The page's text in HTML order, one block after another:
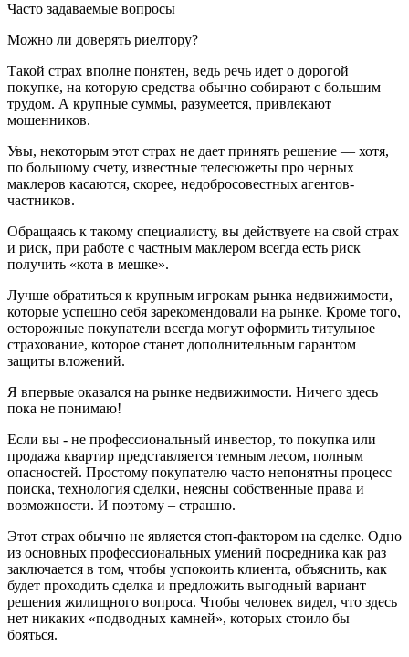
Часто задаваемые вопросы
Можно ли доверять риелтору?
Такой страх вполне понятен, ведь речь идет о дорогой
покупке, на которую средства обычно собирают с большим
трудом. А крупные суммы, разумеется, привлекают
мошенников.
Увы, некоторым этот страх не дает принять решение — хотя,
по большому счету, известные телесюжеты про черных
маклеров касаются, скорее, недобросовестных агентов-
частников.
Обращаясь к такому специалисту, вы действуете на свой страх
и риск, при работе с частным маклером всегда есть риск
получить «кота в мешке».
Лучше обратиться к крупным игрокам рынка недвижимости,
которые успешно себя зарекомендовали на рынке. Кроме того,
осторожные покупатели всегда могут оформить титульное
страхование, которое станет дополнительным гарантом
защиты вложений.
Я впервые оказался на рынке недвижимости. Ничего здесь
пока не понимаю!
Если вы - не профессиональный инвестор, то покупка или
продажа квартир представляется темным лесом, полным
опасностей. Простому покупателю часто непонятны процесс
поиска, технология сделки, неясны собственные права и
возможности. И поэтому – страшно.
Этот страх обычно не является стоп-фактором на сделке. Одно
из основных профессиональных умений посредника как раз
заключается в том, чтобы успокоить клиента, объяснить, как
будет проходить сделка и предложить выгодный вариант
решения жилищного вопроса. Чтобы человек видел, что здесь
нет никаких «подводных камней», которых стоило бы
бояться.